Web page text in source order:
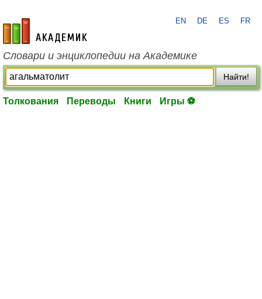
academic.ru
EN DE ES FR
Словари и энциклопедии на Академике
Найти!
Толкования Переводы Книги Игры ⚽